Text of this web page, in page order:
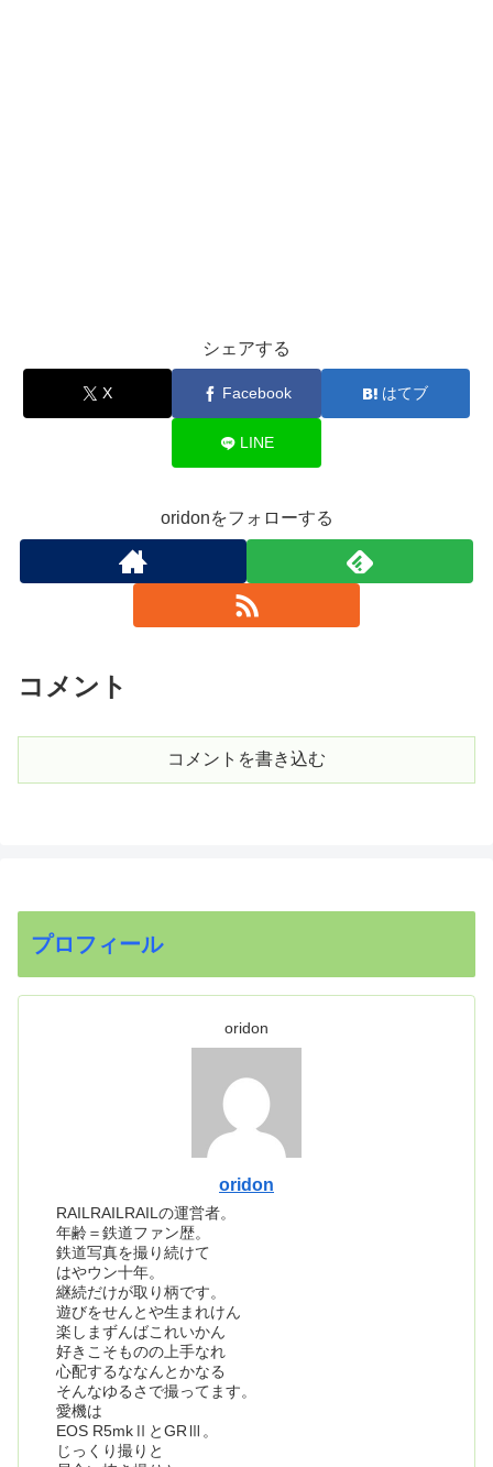
シェアする
X Facebook はてブ
LINE
oridonをフォローする
コメント
コメントを書き込む
プロフィール
oridon
oridon
RAILRAILRAILの運営者。
年齢＝鉄道ファン歴。
鉄道写真を撮り続けて
はやウン十年。
継続だけが取り柄です。
遊びをせんとや生まれけん
楽しまずんばこれいかん
好きこそものの上手なれ
心配するななんとかなる
そんなゆるさで撮ってます。
愛機は
EOS R5mkⅡとGRⅢ。
じっくり撮りと